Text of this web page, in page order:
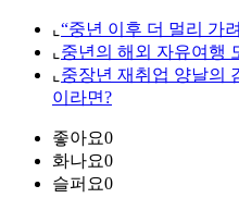
⌞ “중년 이후 더 멀리 가
⌞ 중년의 해외 자유여행
⌞ 중장년 재취업 양날의
이라면?
좋아요0
화나요0
슬퍼요0